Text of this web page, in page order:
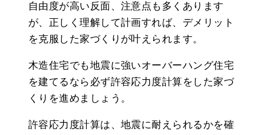
自由度が高い反面、注意点も多くあります
が、正しく理解して計画すれば、デメリット
を克服した家づくりが叶えられます。
木造住宅でも地震に強いオーバーハング住宅
を建てるなら必ず許容応力度計算をした家づ
くりを進めましょう。
許容応力度計算は、地震に耐えられるかを確